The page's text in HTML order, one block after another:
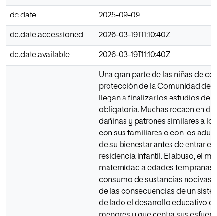
dc.date 2025-09-09
dc.date.accessioned 2026-03-19T11:10:40Z
dc.date.available 2026-03-19T11:10:40Z
Una gran parte de las niñas de
protección de la Comunidad de
llegan a finalizar los estudios de
obligatoria. Muchas recaen en
dañinas y patrones similares a
con sus familiares o con los
de su bienestar antes de entrar en
residencia infantil. El abuso, el
maternidad a edades tempranas
consumo de sustancias nocivas
de las consecuencias de un
de lado el desarrollo educativo